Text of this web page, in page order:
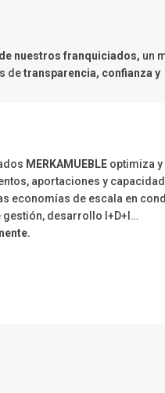
nuestros franquiciados, un
detransparencia, confianza y
MERKAMUEBLE optimiza
aportaciones y
economías de escala en
desarrollo I+D+I…